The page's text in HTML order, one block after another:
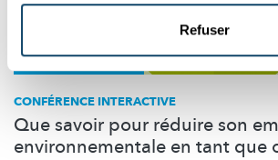
Refuser
Science et Société
CONFÉRENCE INTERACTIVE
Que savoir pour réduire son
environnementale en tant que